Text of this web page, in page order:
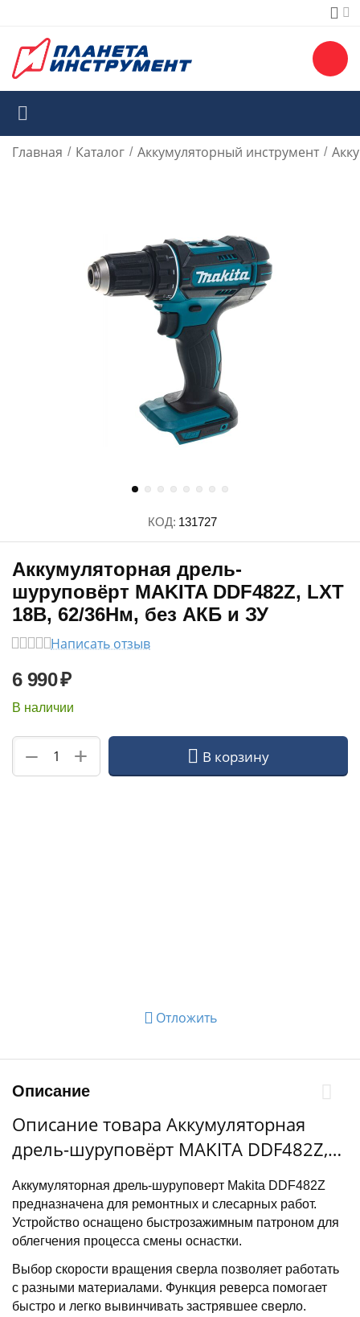
Главная / Каталог / Аккумуляторный инструмент /
КОД: 131727
Аккумуляторная дрель-
шуруповёрт MAKITA DDF482Z, LXT
18В, 62/36Нм, без АКБ и ЗУ
Написать отзыв
6 990₽
В наличии
+
− В корзину
Отложить
Описание
Описание товара Аккумуляторная
дрель-шуруповёрт MAKITA DDF482Z,
LXT 18В, 62/36Нм, без АКБ и ЗУ
Аккумуляторная дрель-шуруповерт Makita DDF482Z
предназначена для ремонтных и слесарных работ.
Устройство оснащено быстрозажимным патроном для
облегчения процесса смены оснастки.
Выбор скорости вращения сверла позволяет работать
с разными материалами. Функция реверса помогает
быстро и легко вывинчивать застрявшее сверло.